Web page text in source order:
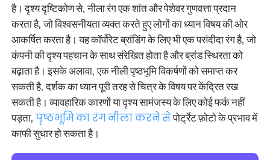
Shopify पर इमेज ऑप्टिमाइज़र
छवि चमकाने वाला
JPG से PDF ऑनलाइन
पीडीएफ से जेपीजी
वर्ड से JPG
है। दृश्य दृष्टिकोण से, नीला रंग एक शांत और पेशेवर गुणवत्ता प्रदान
करता है, जो विश्वसनीयता व्यक्त करते हुए लोगों का ध्यान विषय की ओर
आकर्षित करता है। यह कॉर्पोरेट ब्रांडिंग के लिए भी एक पसंदीदा रंग है, जो
कंपनी की दृश्य पहचान के साथ संरेखित होता है और ब्रांड स्थिरता को
बढ़ाता है। इसके अलावा, एक नीली पृष्ठभूमि विकर्षणों को समाप्त कर
सकती है, दर्शक का ध्यान पूरी तरह से चित्र के विषय पर केंद्रित रख
सकती है। व्यावहारिक कारणों या दृश्य सामंजस्य के लिए कोई फर्क नहीं
पड़ता,पृष्ठभूमि का रंग नीला करने सेपोर्ट्रेट फ़ोटो के प्रभाव में
काफी सुधार हो सकता है।